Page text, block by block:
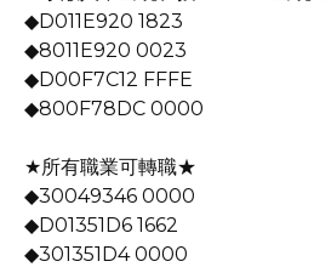
◆D011E920 1823
◆8011E920 0023
◆D00F7C12 FFFE
◆800F78DC 0000
★所有職業可轉職★
◆30049346 0000
◆D01351D6 1662
◆301351D4 0000